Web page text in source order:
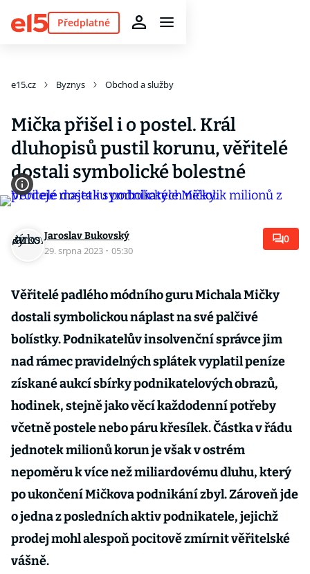
Předplatné
e15.cz Byznys Obchod a služby
Mička přišel i o postel. Král
dluhopisů pustil korunu, věřitelé
dostali symbolické bolestné
Jaroslav Bukovský
29. srpna 2023 · 05:30
0
Věřitelé padlého módního guru Michala Mičky
dostali symbolickou náplast na své palčivé
bolístky. Podnikatelův insolvenční správce jim
nad rámec pravidelných splátek vyplatil peníze
získané aukcí sbírky podnikatelových obrazů,
hodinek, stejně jako věcí každodenní potřeby
včetně postele nebo páru křesílek. Částka v řádu
jednotek milionů korun je však v ostrém
nepoměru k více než miliardovému dluhu, který
po ukončení Mičkova podnikání zbyl. Zároveň jde
o jedna z posledních aktiv podnikatele, jejichž
prodej mohl alespoň pocitově zmírnit věřitelské
vášně.